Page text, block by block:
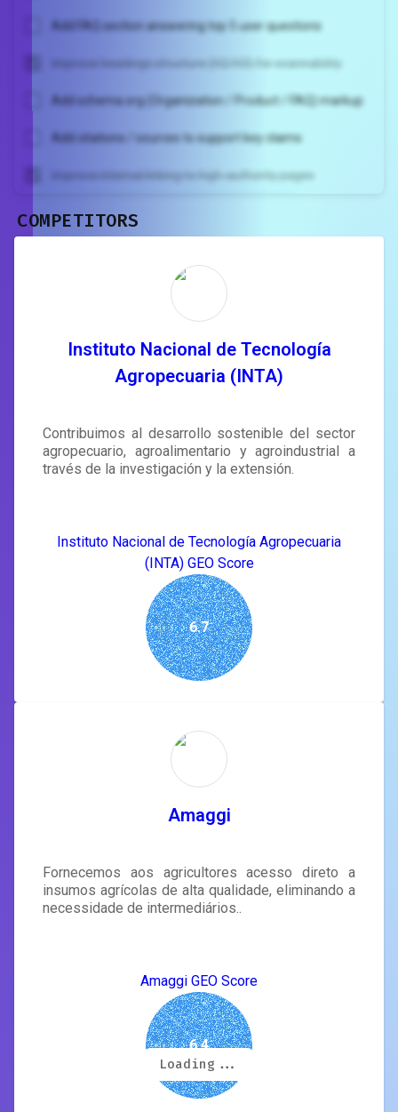
Add FAQ section answering top 5 user questions
Improve headings structure (H2/H3) for scannability
Add schema.org (Organization / Product / FAQ) markup
Add citations / sources to support key claims
Improve internal linking to high-authority pages
rewrite your page
tailored to your site's score.
COMPETITORS
Instituto Nacional de Tecnología
Agropecuaria (INTA)
Contribuimos al desarrollo sostenible del sector
agropecuario, agroalimentario y agroindustrial a
través de la investigación y la extensión.
Instituto Nacional de Tecnología Agropecuaria
(INTA) GEO Score
6.7
Amaggi
Fornecemos aos agricultores acesso direto a
insumos agrícolas de alta qualidade, eliminando a
necessidade de intermediários..
Amaggi GEO Score
6.4
Loading...
Loading...
Loading...
Loading...
Loading...
Loading...
Loading...
Loading...